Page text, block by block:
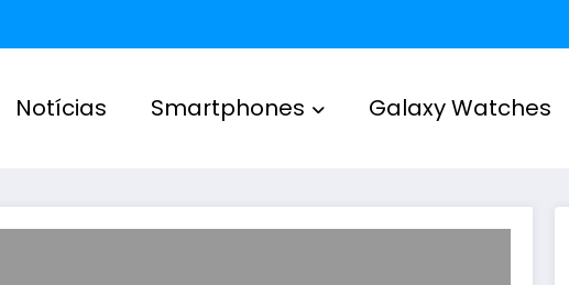
Notícias Smartphones Galaxy Watches